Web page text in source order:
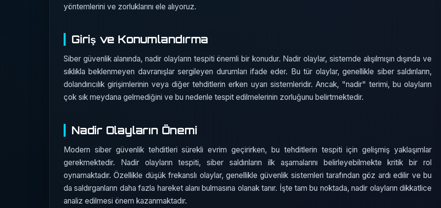
yöntemlerini ve zorluklarını ele alıyoruz.
Giriş ve Konumlandırma
Siber güvenlik alanında, nadir olayların tespiti önemli bir konudur. Nadir olaylar, sistemde alışılmışın dışında ve
sıklıkla beklenmeyen davranışlar sergileyen durumları ifade eder. Bu tür olaylar, genellikle siber saldırıların,
dolandırıcılık girişimlerinin veya diğer tehditlerin erken uyarı sistemleridir. Ancak, "nadir" terimi, bu olayların
çok sık meydana gelmediğini ve bu nedenle tespit edilmelerinin zorluğunu belirtmektedir.
Nadir Olayların Önemi
Modern siber güvenlik tehditleri sürekli evrim geçirirken, bu tehditlerin tespiti için gelişmiş yaklaşımlar
gerekmektedir. Nadir olayların tespiti, siber saldırıların ilk aşamalarını belirleyebilmekte kritik bir rol
oynamaktadır. Özellikle düşük frekanslı olaylar, genellikle güvenlik sistemleri tarafından göz ardı edilir ve bu
da saldırganların daha fazla hareket alanı bulmasına olanak tanır. İşte tam bu noktada, nadir olayların dikkatlice
analiz edilmesi önem kazanmaktadır.